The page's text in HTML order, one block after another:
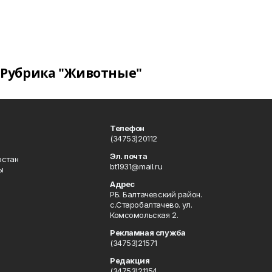
Рубрика "Животные"
Телефон
(34753)20112
Эл. почта
bt1931@mail.ru
Адрес
РБ. Балтачевский район.
с.Старобалтачево. ул.
Комсомольская 2.
Рекламная служба
(34753)21571
Редакция